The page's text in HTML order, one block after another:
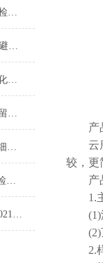
食品安全快速检测仪器设备能检什么？一张表说清适用范围
COD氨氮总磷水质检测仪操作避坑指南：这几个步骤直接影响数据准确性
食品安全检测系统有什么一体化配置·2023仪器仪表推荐·山东云唐
2022【云唐制造】茶叶农药残留检测仪多少钱一台@山东云唐仪器仪表制造
大米重金属检测仪@2021【详细版本】@专业检测大米重金属仪器仪表
测土仪@【完整版本】@专业检测土壤的仪器仪表
高智能土壤养分快速检测仪#2021【土壤养分检测专用仪器仪表】
产
云
较，更
产
1.主
(1)液
(2)顶
2.样